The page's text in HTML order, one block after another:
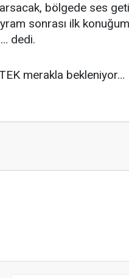
bölgede ses
sonrası ilk
dedi.
merakla bekleniyor…